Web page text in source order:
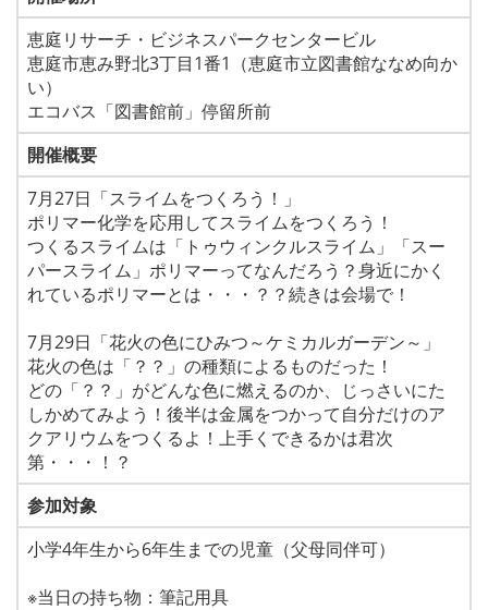
恵庭リサーチ・ビジネスパークセンタービル
恵庭市恵み野北3丁目1番1（恵庭市立図書館ななめ向か
い）
エコバス「図書館前」停留所前
開催概要
7月27日「スライムをつくろう！」
ポリマー化学を応用してスライムをつくろう！
つくるスライムは「トゥウィンクルスライム」「スー
パースライム」ポリマーってなんだろう？身近にかく
れているポリマーとは・・・？？続きは会場で！
7月29日「花火の色にひみつ～ケミカルガーデン～」
花火の色は「？？」の種類によるものだった！
どの「？？」がどんな色に燃えるのか、じっさいにた
しかめてみよう！後半は金属をつかって自分だけのア
クアリウムをつくるよ！上手くできるかは君次
第・・・！？
参加対象
小学4年生から6年生までの児童（父母同伴可）
※当日の持ち物：筆記用具